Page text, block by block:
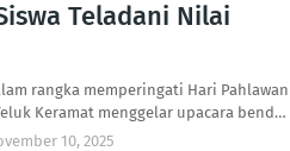
Teladani Nilai
rangka memperingati Hari Pahlawan
Keramat menggelar upacara bend…
10, 2025